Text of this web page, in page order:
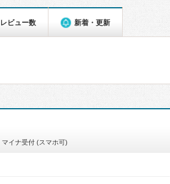
レビュー数 新着・更新
マイナ受付 (スマホ可)